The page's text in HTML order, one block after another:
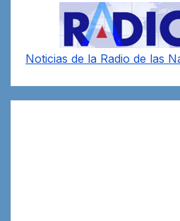
Noticias de la Radio de las